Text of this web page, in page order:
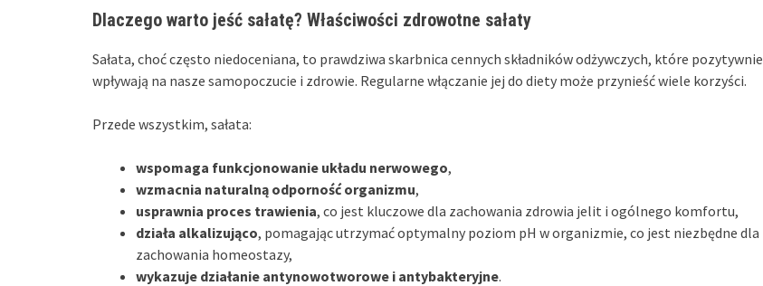
Dlaczego warto jeść sałatę? Właściwości zdrowotne sałaty
Sałata, choć często niedoceniana, to prawdziwa skarbnica cennych składników odżywczych, które pozytywnie
wpływają na nasze samopoczucie i zdrowie. Regularne włączanie jej do diety może przynieść wiele korzyści.
Przede wszystkim, sałata:
wspomaga funkcjonowanie układu nerwowego,
wzmacnia naturalną odporność organizmu,
usprawnia proces trawienia, co jest kluczowe dla zachowania zdrowia jelit i ogólnego komfortu,
działa alkalizująco, pomagając utrzymać optymalny poziom pH w organizmie, co jest niezbędne dla
zachowania homeostazy,
wykazuje działanie antynowotworowe i antybakteryjne.